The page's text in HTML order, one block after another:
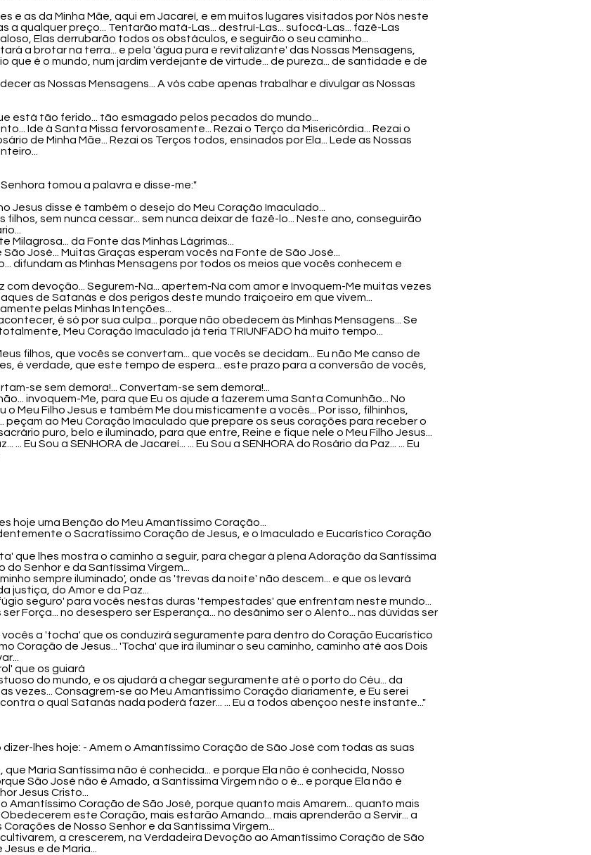
e as da Minha Mãe, aqui em Jacareí, e em muitos lugares visitados por Nós neste
a qualquer preço... Tentarão matá-Las... destruí-Las... sufocá-Las... fazê-Las
Elas derrubarão todos os obstáculos, e seguirão o seu caminho...
a brotar na terra... e pela 'água pura e revitalizante' das Nossas Mensagens,
é o mundo, num jardim verdejante de virtude... de pureza... de santidade e de
as Nossas Mensagens... A vós cabe apenas trabalhar e divulgar as Nossas
está tão ferido... tão esmagado pelos pecados do mundo...
Ide à Santa Missa fervorosamente... Rezai o Terço da Misericórdia... Rezai o
de Minha Mãe... Rezai os Terços todos, ensinados por Ela... Lede as Nossas
tomou a palavra e disse-me:"
Jesus disse é também o desejo do Meu Coração Imaculado...
filhos, sem nunca cessar... sem nunca deixar de fazê-lo... Neste ano, conseguirão
Milagrosa... da Fonte das Minhas Lágrimas...
José... Muitas Graças esperam vocês na Fonte de São José...
difundam as Minhas Mensagens por todos os meios que vocês conhecem e
com devoção... Segurem-Na... apertem-Na com amor e Invoquem-Me muitas vezes
de Satanás e dos perigos deste mundo traiçoeiro em que vivem...
pelas Minhas Intenções...
acontecer, é só por sua culpa... porque não obedecem às Minhas Mensagens... Se
Meu Coração Imaculado já teria TRIUNFADO há muito tempo...
filhos, que vocês se convertam... que vocês se decidam... Eu não Me canso de
é verdade, que este tempo de espera... este prazo para a conversão de vocês,
se sem demora!... Convertam-se sem demora!...
invoquem-Me, para que Eu os ajude a fazerem uma Santa Comunhão... No
Meu Filho Jesus e também Me dou misticamente a vocês... Por isso, filhinhos,
peçam ao Meu Coração Imaculado que prepare os seus corações para receber o
puro, belo e iluminado, para que entre, Reine e fique nele o Meu Filho Jesus...
... Eu Sou a SENHORA de Jacareí... ... Eu Sou a SENHORA do Rosário da Paz... ... Eu
hoje uma Benção do Meu Amantíssimo Coração...
o Sacratíssimo Coração de Jesus, e o Imaculado e Eucarístico Coração
que lhes mostra o caminho a seguir, para chegar à plena Adoração da Santíssima
Senhor e da Santíssima Virgem...
sempre iluminado', onde as 'trevas da noite' não descem... e que os levará
do Amor e da Paz...
seguro' para vocês nestas duras 'tempestades' que enfrentam neste mundo...
Força... no desespero ser Esperança... no desânimo ser o Alento... nas dúvidas ser
vocês a 'tocha' que os conduzirá seguramente para dentro do Coração Eucarístico
Coração de Jesus... 'Tocha' que irá iluminar o seu caminho, caminho até aos Dois
que os guiará
do mundo, e os ajudará a chegar seguramente até o porto do Céu... da
vezes... Consagrem-se ao Meu Amantíssimo Coração diariamente, e Eu serei
o qual Satanás nada poderá fazer... ... Eu a todos abençoo neste instante..."
dizer-lhes hoje: - Amem o Amantíssimo Coração de São José com todas as suas
que Maria Santíssima não é conhecida... e porque Ela não é conhecida, Nosso
São José não é Amado, a Santíssima Virgem não o é... e porque Ela não é
Jesus Cristo...
Amantíssimo Coração de São José, porque quanto mais Amarem... quanto mais
este Coração, mais estarão Amando... mais aprenderão a Servir... a
de Nosso Senhor e da Santíssima Virgem...
cultivarem, a crescerem, na Verdadeira Devoção ao Amantíssimo Coração de São
e de Maria...